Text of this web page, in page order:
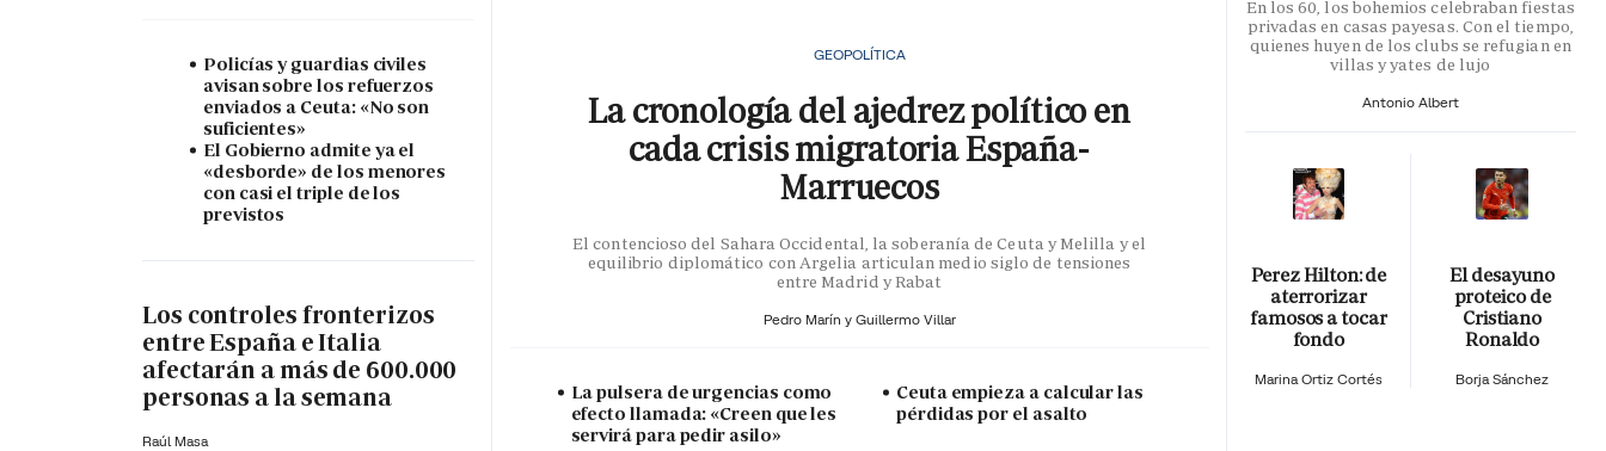
Policías y guardias civiles
avisan sobre los refuerzos
enviados a Ceuta: «No son
suficientes»
El Gobierno admite ya el
«desborde» de los menores
con casi el triple de los
previstos
Los controles fronterizos
entre España e Italia
afectarán a más de 600.000
personas a la semana
Raúl Masa
GEOPOLÍTICA
La cronología del ajedrez político en
cada crisis migratoria España-
Marruecos
El contencioso del Sahara Occidental, la soberanía de Ceuta y Melilla y el
equilibrio diplomático con Argelia articulan medio siglo de tensiones
entre Madrid y Rabat
Pedro Marín y Guillermo Villar
La pulsera de urgencias como
efecto llamada: «Creen que les
servirá para pedir asilo»
Ceuta empieza a calcular las
pérdidas por el asalto
En los 60, los bohemios celebraban fiestas
privadas en casas payesas. Con el tiempo,
quienes huyen de los clubs se refugian en
villas y yates de lujo
Antonio Albert
Perez Hilton: de
aterrorizar
famosos a tocar
fondo
Marina Ortiz Cortés
El desayuno
proteico de
Cristiano
Ronaldo
Borja Sánchez